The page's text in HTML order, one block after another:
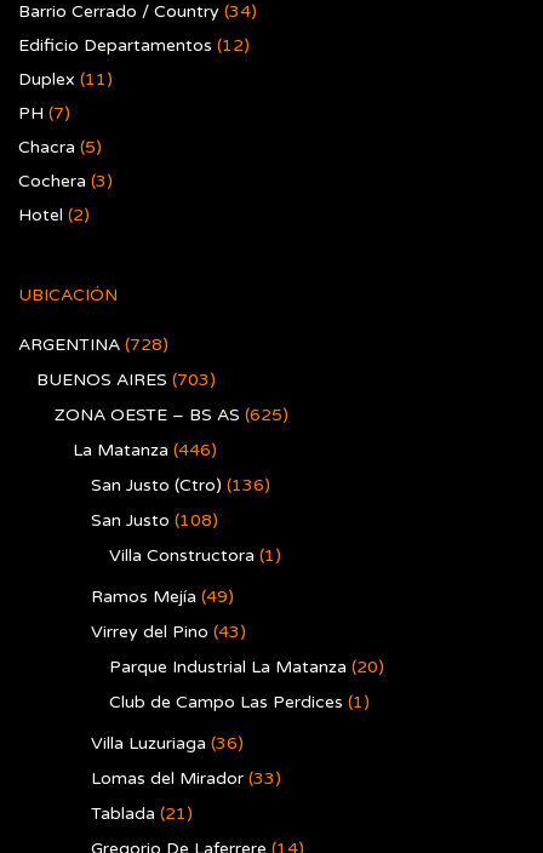
Barrio Cerrado / Country (34)
Edificio Departamentos (12)
Duplex (11)
PH (7)
Chacra (5)
Cochera (3)
Hotel (2)
UBICACIÓN
ARGENTINA (728)
BUENOS AIRES (703)
ZONA OESTE – BS AS (625)
La Matanza (446)
San Justo (Ctro) (136)
San Justo (108)
Villa Constructora (1)
Ramos Mejía (49)
Virrey del Pino (43)
Parque Industrial La Matanza (20)
Club de Campo Las Perdices (1)
Villa Luzuriaga (36)
Lomas del Mirador (33)
Tablada (21)
Gregorio De Laferrere (14)